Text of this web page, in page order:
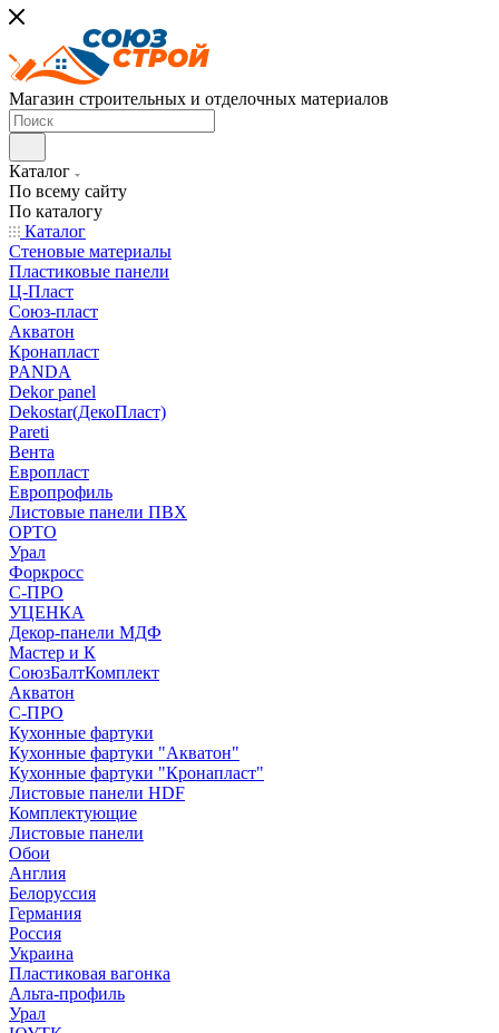
Магазин строительных и отделочных материалов
Каталог
По всему сайту
По каталогу
Каталог
Стеновые материалы
Пластиковые панели
Ц-Пласт
Союз-пласт
Акватон
Кронапласт
PANDA
Dekor panel
Dekostar(ДекоПласт)
Pareti
Вента
Европласт
Европрофиль
Листовые панели ПВХ
ОРТО
Урал
Форкросс
С-ПРО
УЦЕНКА
Декор-панели МДФ
Мастер и К
СоюзБалтКомплект
Акватон
С-ПРО
Кухонные фартуки
Кухонные фартуки "Акватон"
Кухонные фартуки "Кронапласт"
Листовые панели HDF
Комплектующие
Листовые панели
Обои
Англия
Белоруссия
Германия
Россия
Украина
Пластиковая вагонка
Альта-профиль
Урал